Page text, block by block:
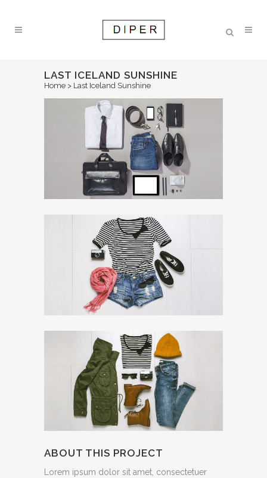
LAST ICELAND SUNSHINE
Home > Last Iceland Sunshine
ABOUT THIS PROJECT
Lorem ipsum dolor sit amet, consectetuer